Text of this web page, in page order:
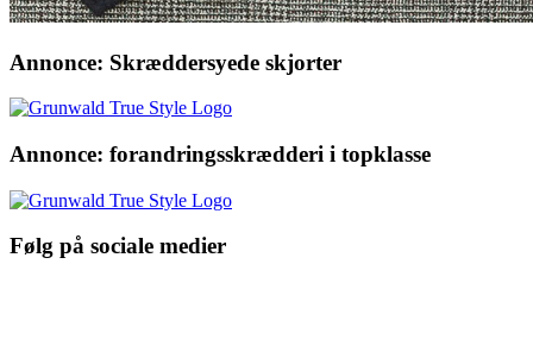
Annonce: Skræddersyede skjorter
Annonce: forandringsskrædderi i topklasse
Følg på sociale medier